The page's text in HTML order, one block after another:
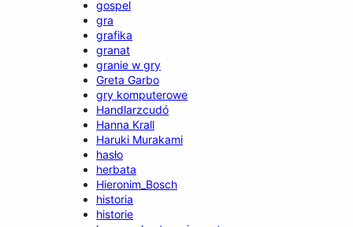
gospel
gra
grafika
granat
granie w gry
Greta Garbo
gry komputerowe
Handlarzcudó
Hanna Krall
Haruki Murakami
hasło
herbata
Hieronim_Bosch
historia
historie